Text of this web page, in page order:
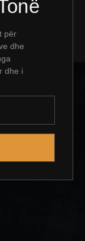
për
dhe
dhe i